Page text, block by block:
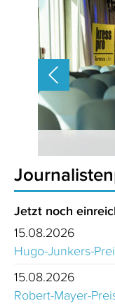
Jetzt noch
15.08.2026
Hugo-Junkers-
15.08.2026
Robert-Mayer-